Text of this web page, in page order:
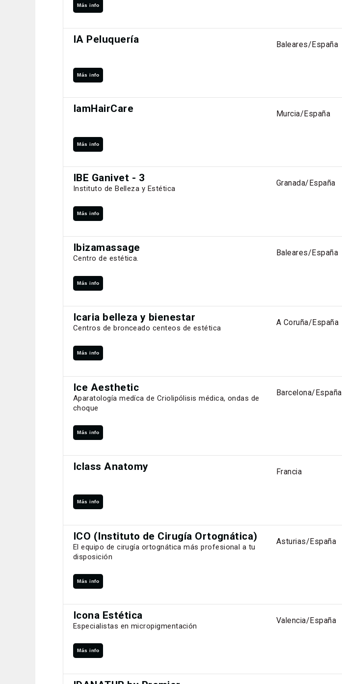
Más info
IA Peluquería
Más info
Baleares/España
IamHairCare
Más info
Murcia/España
IBE Ganivet - 3
Instituto de Belleza y Estética
Más info
Granada/España
Ibizamassage
Centro de estética.
Más info
Baleares/España
Icaria belleza y bienestar
Centros de bronceado centeos de estética
Más info
A Coruña/España
Ice Aesthetic
Aparatología medíca de Criolipólisis médica, ondas de
choque
Más info
Barcelona/España
Iclass Anatomy
Más info
Francia
ICO (Instituto de Cirugía Ortognática)
El equipo de cirugía ortognática más profesional a tu
disposición
Más info
Asturias/España
Icona Estética
Especialistas en micropigmentación
Más info
Valencia/España